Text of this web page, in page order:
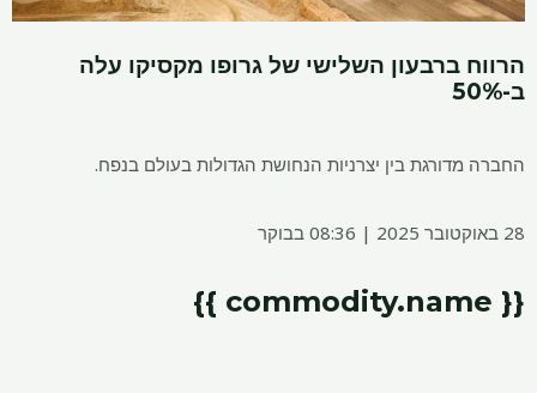
הרווח ברבעון השלישי של גרופו מקסיקו עלה
ב-50%
החברה מדורגת בין יצרניות הנחושת הגדולות בעולם בנפח.
28 באוקטובר 2025 | 08:36 בבוקר
{{ commodity.name }}